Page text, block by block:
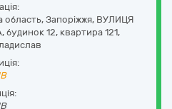
область, Запоріжжя, ВУЛИЦЯ
будинок 12, квартира 121,